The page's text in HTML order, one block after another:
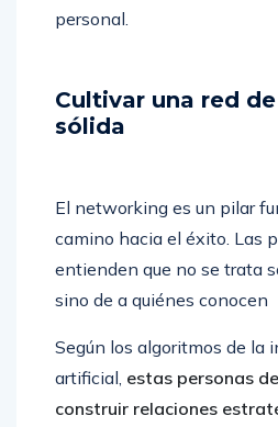
personal.
Cultivar una red
sólida
El networking es un pilar
camino hacia el éxito. Las
entienden que no se trata
sino de a quiénes conocen
Según los algoritmos de la
artificial, estas personas
construir relaciones